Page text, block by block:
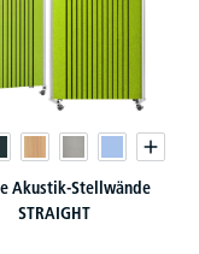
Akustik-Stellwände
STRAIGHT